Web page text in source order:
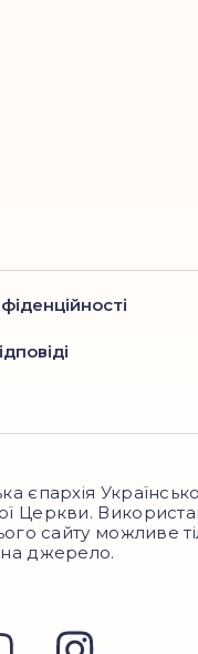
єпархія
Церкви.
сайту можливе
джерело.